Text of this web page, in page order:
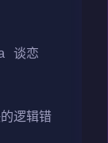
谈恋
逻辑错